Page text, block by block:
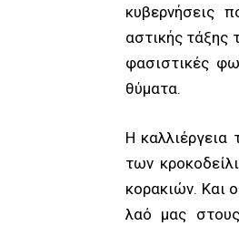
κυβερνήσεις
αστικής τάξης
φασιστικές
θύματα.
Η καλλιέργεια
των
κορακιών. Και
λαό μας στους